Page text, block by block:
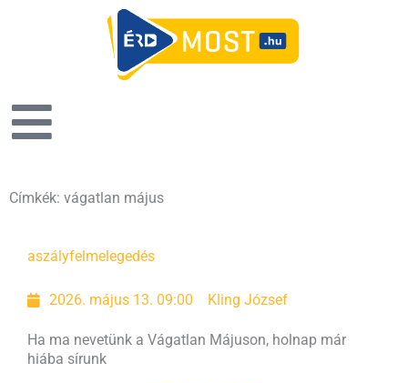
Címkék: vágatlan május
aszályfelmelegedés
2026. május 13. 09:00 Kling József
Ha ma nevetünk a Vágatlan Májuson, holnap már
hiába sírunk